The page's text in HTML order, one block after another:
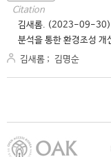
Citation
김새롬. (2023-09-30).
분석을 통한 환경조성
김새롬 ; 김명순